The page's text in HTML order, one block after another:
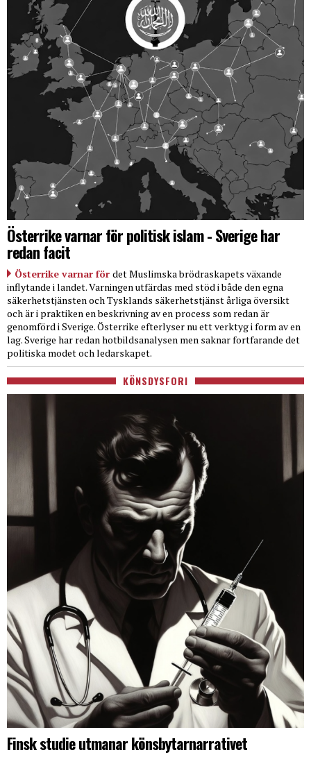
Österrike varnar för politisk islam - Sverige har
redan facit
Österrike varnar för det Muslimska brödraskapets växande
inflytande i landet. Varningen utfärdas med stöd i både den egna
säkerhetstjänsten och Tysklands säkerhetstjänst årliga översikt
och är i praktiken en beskrivning av en process som redan är
genomförd i Sverige. Österrike efterlyser nu ett verktyg i form av en
lag. Sverige har redan hotbildsanalysen men saknar fortfarande det
politiska modet och ledarskapet.
KÖNSDYSFORI
Finsk studie utmanar könsbytarnarrativet